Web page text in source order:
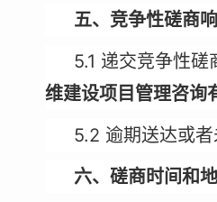
五、竞争性磋商
5.1 递交竞争性磋
维建设项目管理咨询
5.2 逾期送达或
六、磋商时间和地